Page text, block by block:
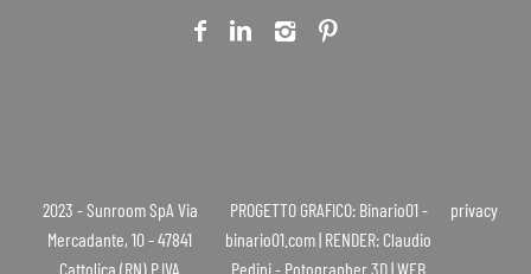
2023 - Sunroom SpA Via
Mercadante, 10 - 47841
Cattolica (RN) P.IVA
PROGETTO GRAFICO: Binario01 -
binario01.com | RENDER: Claudio
Pedini - Potographer 3D | WEB
privacy